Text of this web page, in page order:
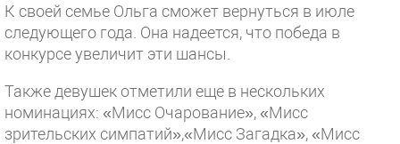
К своей семье Ольга сможет вернуться в июле
следующего года. Она надеется, что победа в
конкурсе увеличит эти шансы.
Также девушек отметили еще в нескольких
номинациях: «Мисс Очарование», «Мисс
зрительских симпатий»,«Мисс Загадка», «Мисс